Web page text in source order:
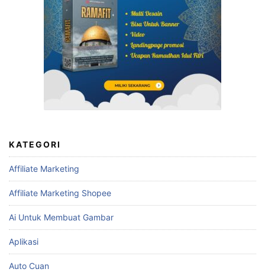
KATEGORI
Affiliate Marketing
Affiliate Marketing Shopee
Ai Untuk Membuat Gambar
Aplikasi
Auto Cuan